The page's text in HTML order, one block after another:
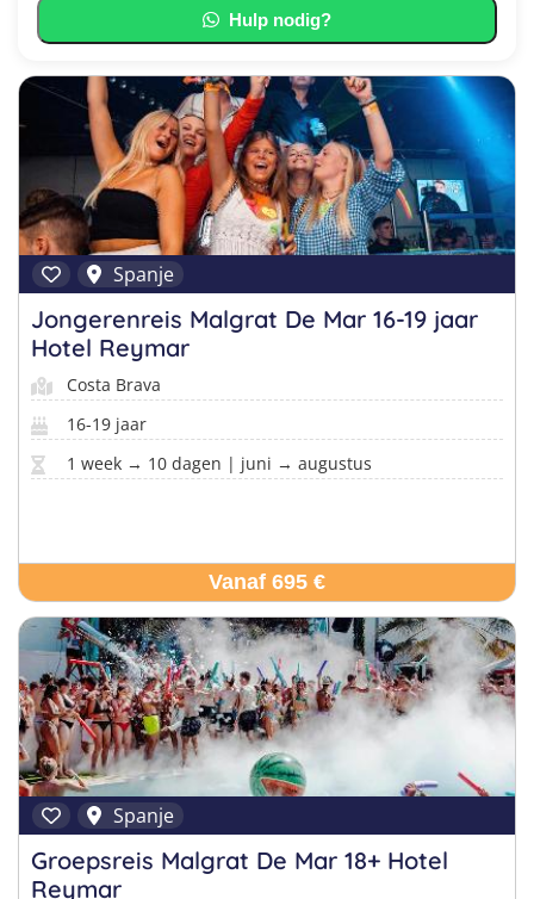
Hulp nodig?
Spanje
Jongerenreis Malgrat De Mar 16-19 jaar
Hotel Reymar
Costa Brava
16-19 jaar
1 week → 10 dagen | juni → augustus
Vanaf 695 €
Spanje
Groepsreis Malgrat De Mar 18+ Hotel
Reymar